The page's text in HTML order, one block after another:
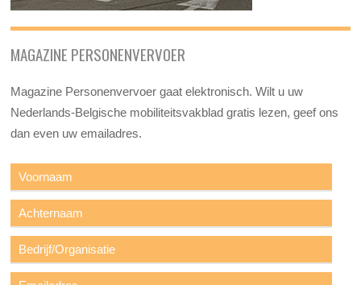
MAGAZINE PERSONENVERVOER
Magazine Personenvervoer gaat elektronisch. Wilt u uw
Nederlands-Belgische mobiliteitsvakblad gratis lezen, geef ons
dan even uw emailadres.